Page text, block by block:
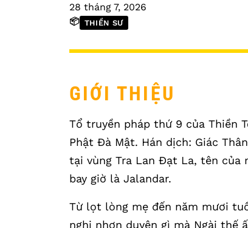
28 tháng 7, 2026
📦 THIỀN SƯ
GIỚI THIỆU
Tổ truyền pháp thứ 9 của Thiền
Phật Đà Mật. Hán dịch: Giác
tại vùng Tra Lan Đạt La, tên của
bay giờ là Jalandar.
Từ lọt lòng mẹ đến năm mươi
nghi nhơn duyên gì mà Ngài thế